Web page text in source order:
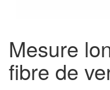
Mesure
fibre de